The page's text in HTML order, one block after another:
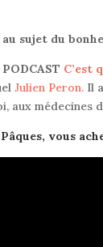
sujet du
C’est
Julien Peron. Il
aux médecines
vous